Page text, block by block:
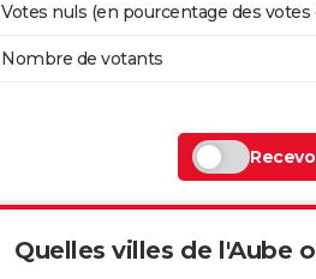
Votes nuls (en pourcentage des
Nombre de votants
Quelles villes de l'Aube